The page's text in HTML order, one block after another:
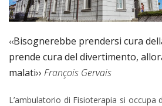
‹‹Bisognerebbe prendersi cura
prende cura del divertimento,
malati›› François Gervais
L’ambulatorio di Fisioterapia si occupa